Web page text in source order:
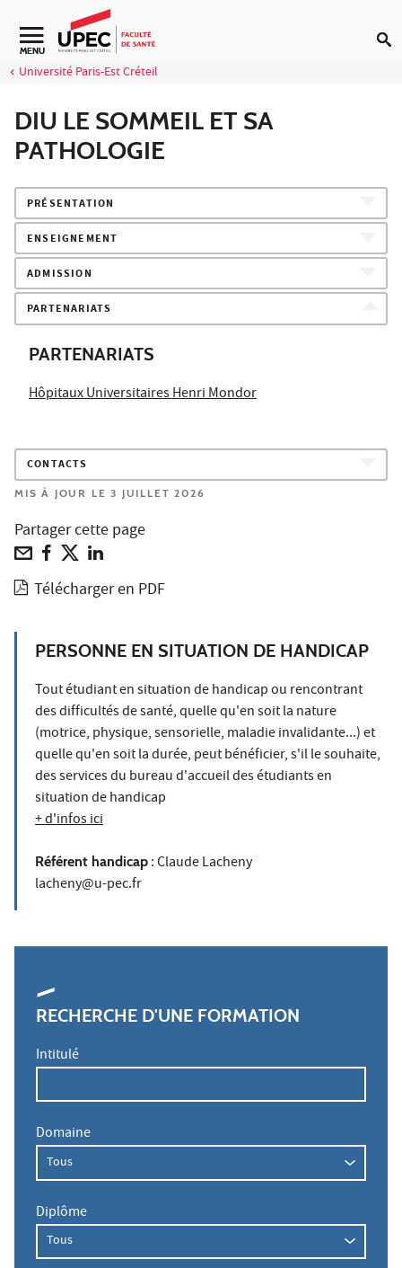
Aller au contenu
Navigation secondaire
MENU
Université Paris-Est Créteil
DIU LE SOMMEIL ET SA
PATHOLOGIE
PRÉSENTATION
ENSEIGNEMENT
ADMISSION
PARTENARIATS
PARTENARIATS
Hôpitaux Universitaires Henri Mondor
CONTACTS
MIS À JOUR LE 3 JUILLET 2026
Partager cette page
Télécharger en PDF
PERSONNE EN SITUATION DE HANDICAP
Tout étudiant en situation de handicap ou rencontrant
des difficultés de santé, quelle qu'en soit la nature
(motrice, physique, sensorielle, maladie invalidante...) et
quelle qu'en soit la durée, peut bénéficier, s'il le souhaite,
des services du bureau d'accueil des étudiants en
situation de handicap
+ d'infos ici
Référent handicap : Claude Lacheny
lacheny@u-pec.fr
RECHERCHE D'UNE FORMATION
Intitulé
Domaine
Diplôme